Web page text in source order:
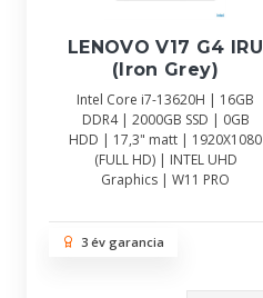
LENOVO V17 G4 IRU
(Iron Grey)
Intel Core i7-13620H | 16GB
DDR4 | 2000GB SSD | 0GB
HDD | 17,3" matt | 1920X1080
(FULL HD) | INTEL UHD
Graphics | W11 PRO
3 év garancia